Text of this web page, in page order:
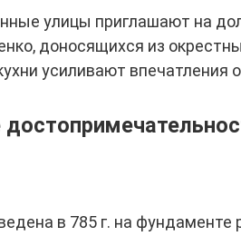
улицы приглашают на
доносящихся из
усиливают впечатления
в 785 г. на фундаменте